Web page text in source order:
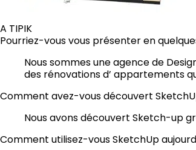
A TIPIK
Pourriez-vous vous présenter en
Nous sommes une agence de
des rénovations d’ appartements
Comment avez-vous découvert
Nous avons découvert Sketch-up
Comment utilisez-vous SketchUp